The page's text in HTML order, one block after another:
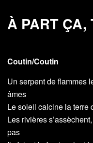
À PART ÇA,
Coutin/Coutin
Un serpent de flammes
âmes
Le soleil calcine la terre
Les rivières
pas